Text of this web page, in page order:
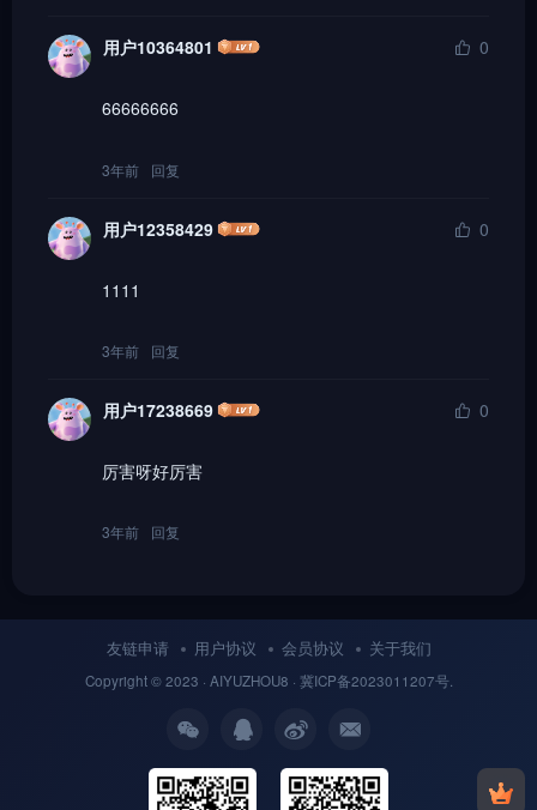
用户10364801 0
66666666
3年前 回复
用户12358429 0
1111
3年前 回复
用户17238669 0
厉害呀好厉害
3年前 回复
友链申请 用户协议 会员协议 关于我们
Copyright © 2023 · AIYUZHOU8 · 冀ICP备2023011207号.